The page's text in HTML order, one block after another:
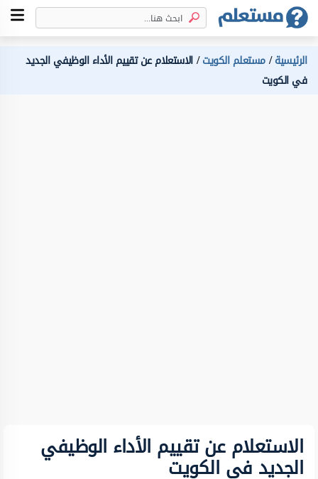
الرئيسية مستعلم الكويت الاستعلام عن تقييم الأداء الوظيفي الجديد
في الكويت
الاستعلام عن تقييم الأداء الوظيفي
الجديد في الكويت